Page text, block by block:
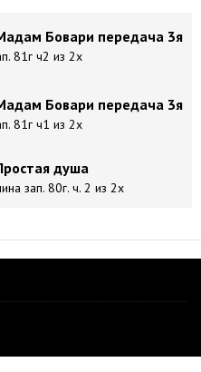
Бовари передача 3я
81г ч2 из 2х
Бовари передача 3я
81г ч1 из 2х
душа
зап. 80г. ч. 2 из 2х